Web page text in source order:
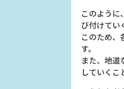
このように
び付けてい
このため、
す。
また、地
していくこ